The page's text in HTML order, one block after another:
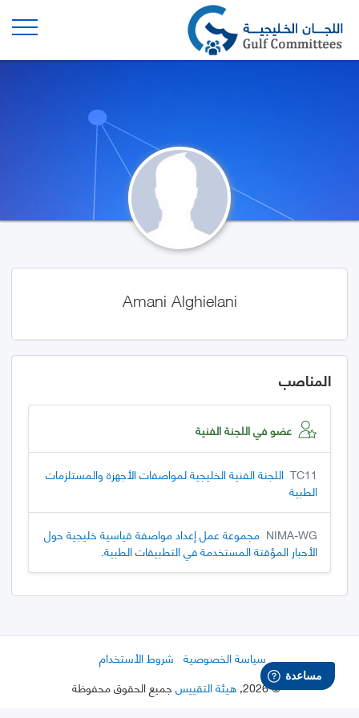
Amani Alghielani
المناصب
عضو في اللجنة الفنية
TC11 اللجنة الفنية الخليجية لمواصفات الأجهزة والمستلزمات
الطبية
NIMA-WG مجموعة عمل إعداد مواصفة قياسية خليجية حول
الأحبار المؤقتة المستخدمة في التطبيقات الطبية.
سياسة الخصوصية شروط الأستخدام
©
2026
, هيئة التقييس جميع الحقوق محفوظة